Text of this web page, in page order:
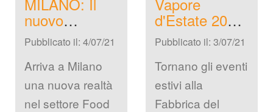
nuovo
ristorante di
Joe Bastianich
al Mercato
Centrale
Pubblicato il: 4/07/21
Arriva a Milano
una nuova realtà
nel settore Food
d'Estate 2021:
Tutti gli eventi
estivi della
Fabbrica del
Vapore
Pubblicato il: 3/07/21
Tornano gli eventi
estivi alla
Fabbrica del